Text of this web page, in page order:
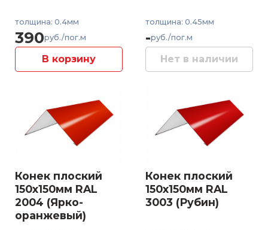
толщина: 0.4мм
390руб./пог.м
В корзину
толщина: 0.45мм
-руб./пог.м
Нет в наличии
Конек плоский
150x150мм RAL
2004 (Ярко-
оранжевый)
Конек плоский
150x150мм RAL
3003 (Рубин)